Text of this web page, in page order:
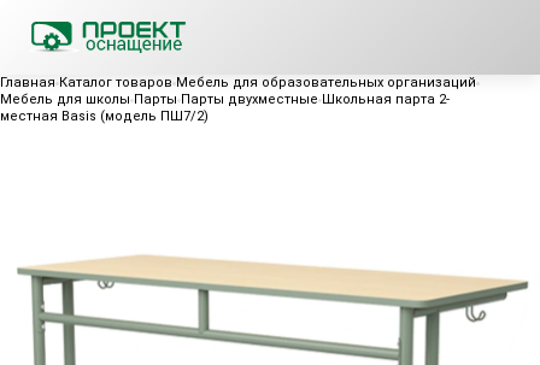
Главная Каталог товаров Мебель для образовательных организаций
Мебель для школы Парты Парты двухместные Школьная парта 2-
местная Basis (модель ПШ7/2)